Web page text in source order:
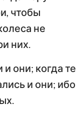
6
13
27
28
чтобы
не
них.
и они; когда те
и они; ибо